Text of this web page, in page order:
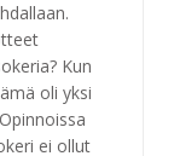
Kun
oli yksi
ei ollut